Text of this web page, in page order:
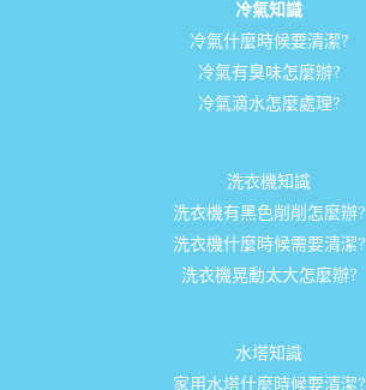
冷氣知識
冷氣什麼時候要清潔?
冷氣有臭味怎麼辦?
冷氣滴水怎麼處理?
洗衣機知識
洗衣機有黑色削削怎麼辦?
洗衣機什麼時候需要清潔?
洗衣機晃動太大怎麼辦?
水塔知識
家用水塔什麼時候要清潔?